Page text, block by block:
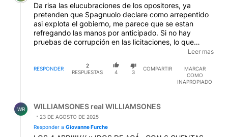
Da risa las elucubraciones de los opositores, ya
pretenden que Spagnuolo declare como arrepentido
asi explota el gobierno, me parece que se estan
refregando las manos por anticipado. Si no hay
pruebas de corrupción en las licitaciones, lo que
existe hasta ahora son sólo conjeturas sobre coimas
que no se contabilizan en ningun libro y expresiones
de deseo de los que quieren voltear el gno. Hasta
Albertitere salio a pegarle. NO VUELVEN MAS
EDITADO
Leer mas
RESPONDER
2
RESPUESTAS
4 3
COMPARTIR
MARCAR
COMO
INAPROPIADO
WR WILLIAMSONES real WILLIAMSONES
23 DE AGOSTO DE 2025
Responder a Giovanne Furche